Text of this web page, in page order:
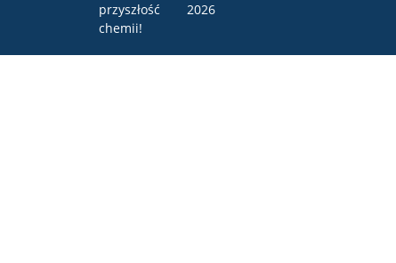
przyszłość
chemii!
2026